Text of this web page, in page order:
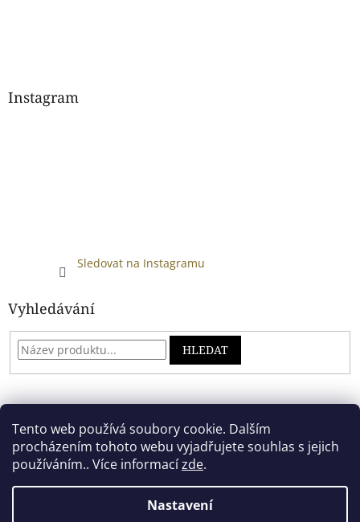
Tento web používá soubory cookie. Dalším
procházením tohoto webu vyjadřujete souhlas s jejich
používáním.. Více informacízde.
Nastavení
Instagram
Sledovat na Instagramu
Vyhledávání
HLEDAT
Vytvořil Shoptet